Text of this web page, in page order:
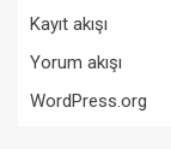
Kayıt akışı
Yorum akışı
WordPress.org